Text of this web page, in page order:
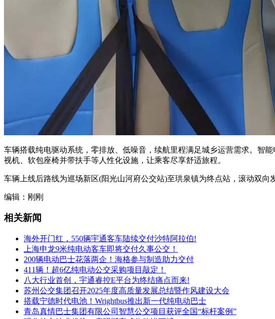
车辆搭载纯电驱动系统，零排放、低噪音，续航里程满足城乡运营需求。智
视机、软包座椅并带扶手等人性化设施，让乘客尽享舒适旅程。
车辆上线后路线为巡场新区(阳光山河府公交站)至珙泉镇为终点站，滚动双
编辑：刚刚
相关新闻
海外开门红，550辆宇通客车陆续交付沙特阿拉伯!
上海申龙9米纯电动客车即将交付久事公交！
200辆电动巴士花落两企！海格参与制造助力交付
411辆！超6亿纯电动公交采购项目敲定！
八大行业首创，宇通睿控E平台为终结痛点而来!
苏州公交集团召开2025年度高质量发展总结暨作风建设大会
搭载宁德时代电池！Wrightbus推出新一代纯电动巴士
青岛真情巴士集团有限公司智慧公交项目获评全国“标杆案例”